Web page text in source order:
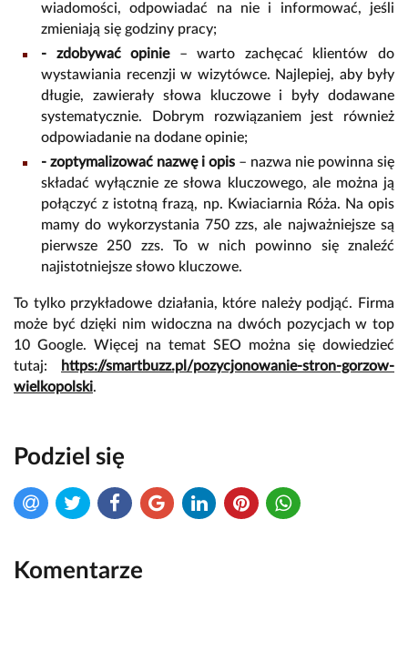
wiadomości, odpowiadać na nie i informować, jeśli
zmieniają się godziny pracy;
- zdobywać opinie– warto zachęcać klientów do
wystawiania recenzji w wizytówce. Najlepiej, aby były
długie, zawierały słowa kluczowe i były dodawane
systematycznie. Dobrym rozwiązaniem jest również
odpowiadanie na dodane opinie;
- zoptymalizować nazwę i opis – nazwa nie powinna się
składać wyłącznie ze słowa kluczowego, ale można ją
połączyć z istotną frazą, np. Kwiaciarnia Róża. Na opis
mamy do wykorzystania 750 zzs, ale najważniejsze są
pierwsze 250 zzs. To w nich powinno się znaleźć
najistotniejsze słowo kluczowe.
To tylko przykładowe działania, które należy podjąć. Firma
może być dzięki nim widoczna na dwóch pozycjach w top
10 Google. Więcej na temat SEO można się dowiedzieć
tutaj:
https://smartbuzz.pl/pozycjonowanie-stron-gorzow-
wielkopolski.
Podziel się
Komentarze